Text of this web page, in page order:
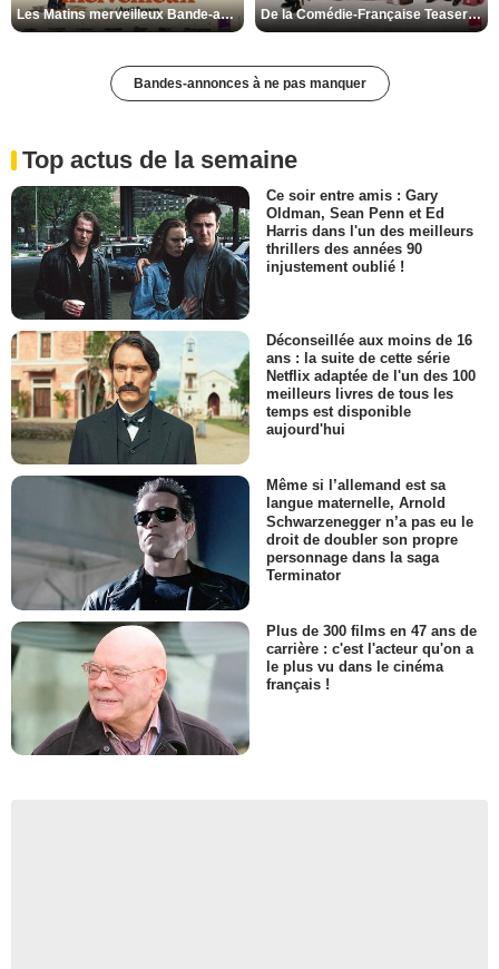
Les Matins merveilleux Bande-annonce VF De la Comédie-Française Teaser VF
Bandes-annonces à ne pas manquer
Top actus de la semaine
Ce soir entre amis : Gary
Oldman, Sean Penn et Ed
Harris dans l'un des meilleurs
thrillers des années 90
injustement oublié !
Déconseillée aux moins de 16
ans : la suite de cette série
Netflix adaptée de l'un des 100
meilleurs livres de tous les
temps est disponible
aujourd'hui
Même si l’allemand est sa
langue maternelle, Arnold
Schwarzenegger n’a pas eu le
droit de doubler son propre
personnage dans la saga
Terminator
Plus de 300 films en 47 ans de
carrière : c'est l'acteur qu'on a
le plus vu dans le cinéma
français !